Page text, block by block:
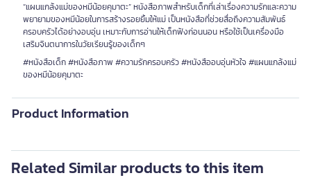
“แผนแกล้งแม่ของหมีน้อยคุมาตะ” หนังสือภาพสำหรับเด็กที่เล่าเรื่องความรักและความ
พยายามของหมีน้อยในการสร้างรอยยิ้มให้แม่ เป็นหนังสือที่ช่วยสื่อถึงความสัมพันธ์
ครอบครัวได้อย่างอบอุ่น เหมาะกับการอ่านให้เด็กฟังก่อนนอน หรือใช้เป็นเครื่องมือ
เสริมจินตนาการในวัยเรียนรู้ของเด็กๆ
#หนังสือเด็ก #หนังสือภาพ #ความรักครอบครัว #หนังสืออบอุ่นหัวใจ #แผนแกล้งแม่
ของหมีน้อยคุมาตะ
Product Information
Related Similar products to this item